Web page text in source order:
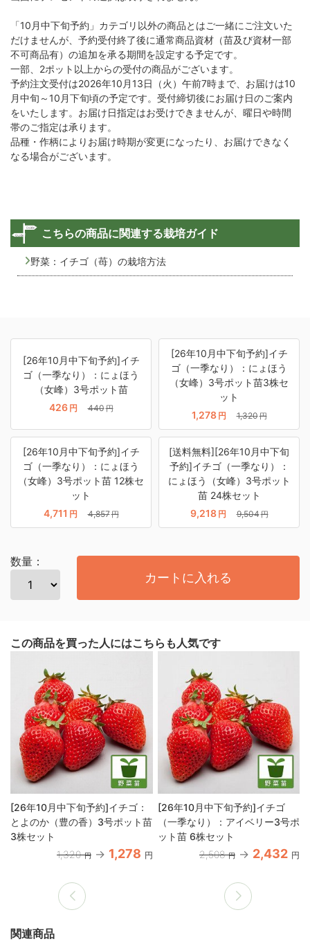
「10月中下旬予約」カテゴリ以外の商品とはご一緒にご注文いた
だけませんが、予約受付終了後に通常商品資材（苗及び資材一部
不可商品有）の追加を承る期間を設定する予定です。
一部、2ポット以上からの受付の商品がございます。
予約注文受付は2026年10月13日（火）午前7時まで、お届けは10
月中旬～10月下旬頃の予定です。受付締切後にお届け日のご案内
をいたします。お届け日指定はお受けできませんが、曜日や時間
帯のご指定は承ります。
品種・作柄によりお届け時期が変更になったり、お届けできなく
なる場合がございます。
こちらの商品に関連する栽培ガイド
野菜：イチゴ（苺）の栽培方法
[26年10月中下旬予約]イチ
ゴ（一季なり）：にょほう
（女峰）3号ポット苗
426 円 440円
[26年10月中下旬予約]イチ
ゴ（一季なり）：にょほう
（女峰）3号ポット苗3株セ
ット
1,278 円 1,320円
[26年10月中下旬予約]イチ
ゴ（一季なり）：にょほう
（女峰）3号ポット苗 12株セ
ット
4,711 円 4,857円
[送料無料][26年10月中下旬
予約]イチゴ（一季なり）：
にょほう（女峰）3号ポット
苗 24株セット
9,218 円 9,504円
数量：
カートに入れる
この商品を買った人にはこちらも人気です
[26年10月中下旬予約]イチゴ：
とよのか（豊の香）3号ポット苗
3株セット
1,320 円 1,278 円
[26年10月中下旬予約]イチゴ
（一季なり）：アイベリー3号ポ
ット苗 6株セット
2,508 円 2,432 円
関連商品